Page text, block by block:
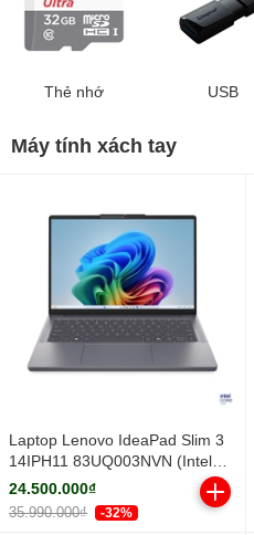
Thẻ nhớ USB
Máy tính xách tay
Laptop Lenovo IdeaPad Slim 3
14IPH11 83UQ003NVN (Intel
Core Ultra 5 322 | Integrated
Intel® Graphics | 14 inch
WUXGA IPS | 16GB | 512GB |
24.500.000₫
35.990.000₫ -32%